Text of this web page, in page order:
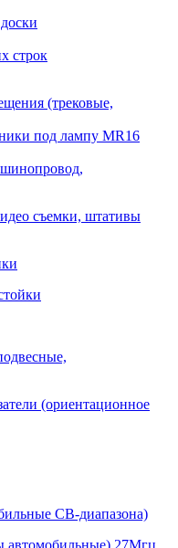
строк
(трековые,
под лампу MR16
съемки, штативы
(ориентационное
СВ-диапазона)
27Мгц